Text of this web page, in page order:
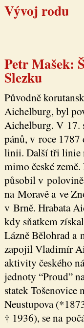
Vývoj rodu
Petr Mašek:
Slezku
Původně
Aichelburg, byl
Aichelburg. V 17.
pánů, v roce 1787
linii. Další tři linie
mimo české
působil v
na Moravě a ve
v Brně. Hrabata
kdy sňatkem
Lázně Bělohrad a
zapojil Vladimír
aktivity českého
jednoty “Proud”
statek
Neustupova
† 1936), se na